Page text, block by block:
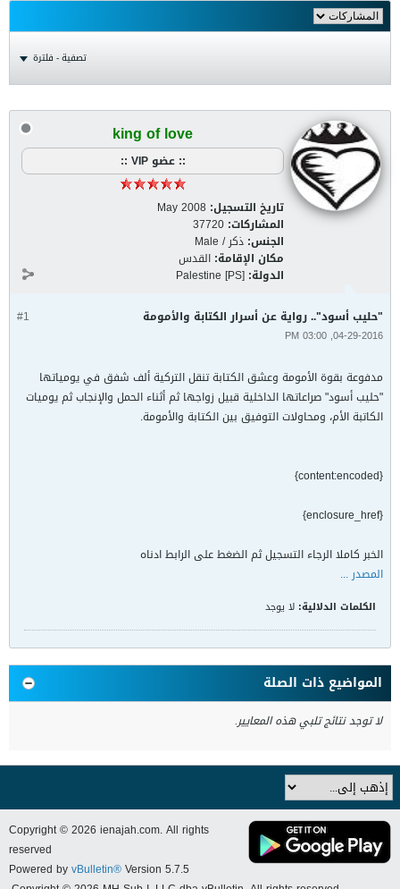
تصفية - فلترة
king of love
:: عضو VIP ::
تاريخ التسجيل: May 2008
المشاركات: 37720
الجنس: ذكر / Male
مكان الإقامة: القدس
الدولة: Palestine [PS]
#1 "حليب أسود".. رواية عن أسرار الكتابة والأمومة
04-29-2016, 03:00 PM
مدفوعة بقوة الأمومة وعشق الكتابة تنقل التركية ألف شفق في يومياتها
"حليب أسود" صراعاتها الداخلية قبيل زواجها ثم أثناء الحمل والإنجاب ثم يوميات
الكاتبة الأم، ومحاولات التوفيق بين الكتابة والأمومة.
{content:encoded}
{enclosure_href}
الخبر كاملا الرجاء التسجيل ثم الضغط على الرابط ادناه
المصدر ...
الكلمات الدلالية: لا يوجد
المواضيع ذات الصلة
لا توجد نتائج تلبي هذه المعايير.
Copyright © 2026 ienajah.com. All rights
reserved
Powered byvBulletin®Version 5.7.5